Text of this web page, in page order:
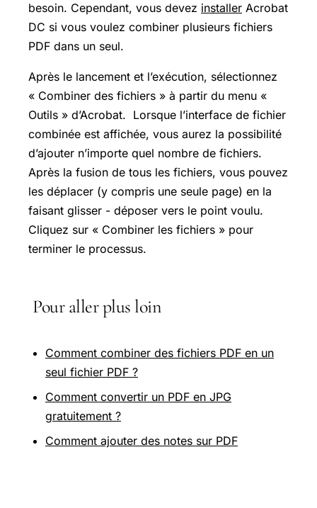
besoin. Cependant, vous devez installer Acrobat
DC si vous voulez combiner plusieurs fichiers
PDF dans un seul.
Après le lancement et l’exécution, sélectionnez
« Combiner des fichiers » à partir du menu «
Outils » d’Acrobat. Lorsque l’interface de fichier
combinée est affichée, vous aurez la possibilité
d’ajouter n’importe quel nombre de fichiers.
Après la fusion de tous les fichiers, vous pouvez
les déplacer (y compris une seule page) en la
faisant glisser - déposer vers le point voulu.
Cliquez sur « Combiner les fichiers » pour
terminer le processus.
Pour aller plus loin
Comment combiner des fichiers PDF en un
seul fichier PDF ?
Comment convertir un PDF en JPG
gratuitement ?
Comment ajouter des notes sur PDF